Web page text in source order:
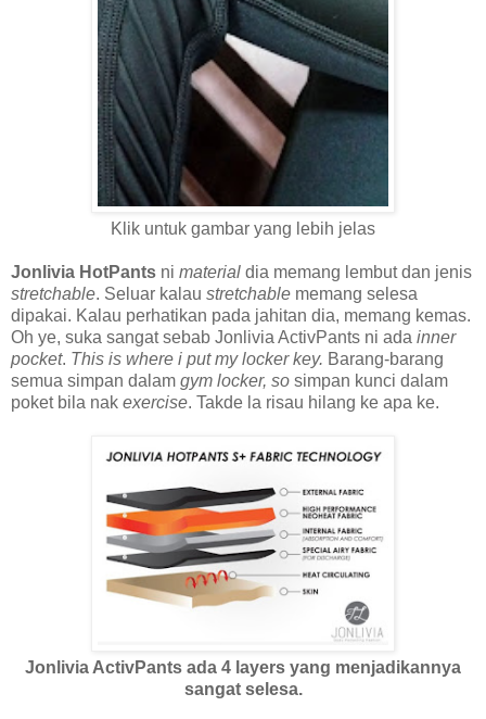
Klik untuk gambar yang lebih jelas
Jonlivia HotPants ni material dia memang lembut dan jenis
stretchable. Seluar kalau stretchable memang selesa
dipakai. Kalau perhatikan pada jahitan dia, memang kemas.
Oh ye, suka sangat sebab Jonlivia ActivPants ni ada inner
pocket. This is where i put my locker key. Barang-barang
semua simpan dalam gym locker, so simpan kunci dalam
poket bila nak exercise. Takde la risau hilang ke apa ke.
Jonlivia ActivPants ada 4 layers yang menjadikannya
sangat selesa.